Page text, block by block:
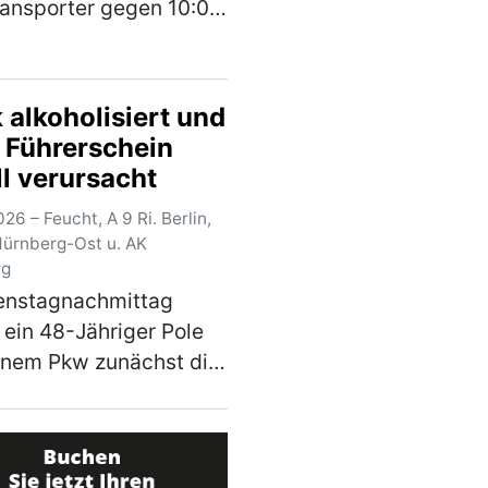
gegen 10:00
bog ein vor ihm
Richtung
(mehr)
alkoholisiert und
verursacht
– Feucht, A 9 Ri. Berlin,
Ost u. AK
48-Jähriger Pole
Pkw zunächst die
Ost auf die A9 in